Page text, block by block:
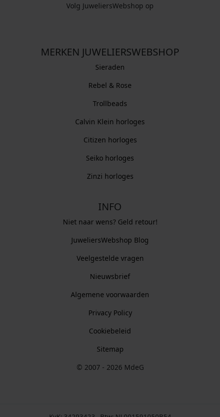
Volg JuweliersWebshop op
MERKEN JUWELIERSWEBSHOP
Sieraden
Rebel & Rose
Trollbeads
Calvin Klein horloges
Citizen horloges
Seiko horloges
Zinzi horloges
INFO
Niet naar wens? Geld retour!
JuweliersWebshop Blog
Veelgestelde vragen
Nieuwsbrief
Algemene voorwaarden
Privacy Policy
Cookiebeleid
Sitemap
© 2007 - 2026 MdeG